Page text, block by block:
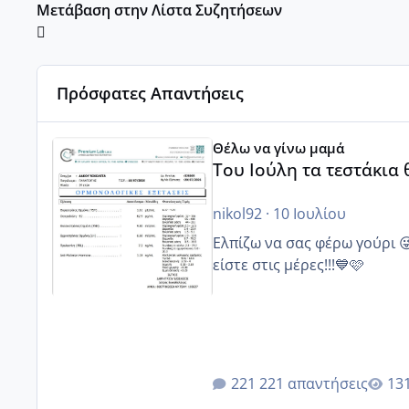
Μετάβαση στην Λίστα Συζητήσεων
Πρόσφατες Απαντήσεις
Θέλω να γίνω μαμά
Του Ιούλη τα
nikol92· 10 Ιουλίου
Ελπίζω να σας φέρω γούρι
είστε στις μέρες!!!💙🩷
221 απαντήσεις